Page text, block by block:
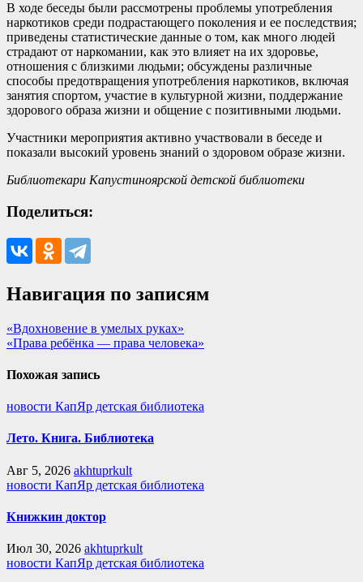
В ходе беседы были рассмотрены проблемы употребления
наркотиков среди подрастающего поколения и ее последствия;
приведены статистические данные о том, как много людей
страдают от наркомании, как это влияет на их здоровье,
отношения с близкими людьми; обсуждены различные
способы предотвращения употребления наркотиков, включая
занятия спортом, участие в культурной жизни, поддержание
здорового образа жизни и общение с позитивными людьми.
Участники мероприятия активно участвовали в беседе и
показали высокий уровень знаний о здоровом образе жизни.
Библиотекари Капустиноярской детской библиотеки
Поделиться:
Навигация по записям
«Вдохновение в умелых руках»
«Права ребёнка — права человека»
Похожая запись
новости КапЯр детская библиотека
Лето. Книга. Библиотека
Авг 5, 2026 akhtuprkult
новости КапЯр детская библиотека
Книжкин доктор
Июл 30, 2026 akhtuprkult
новости КапЯр детская библиотека